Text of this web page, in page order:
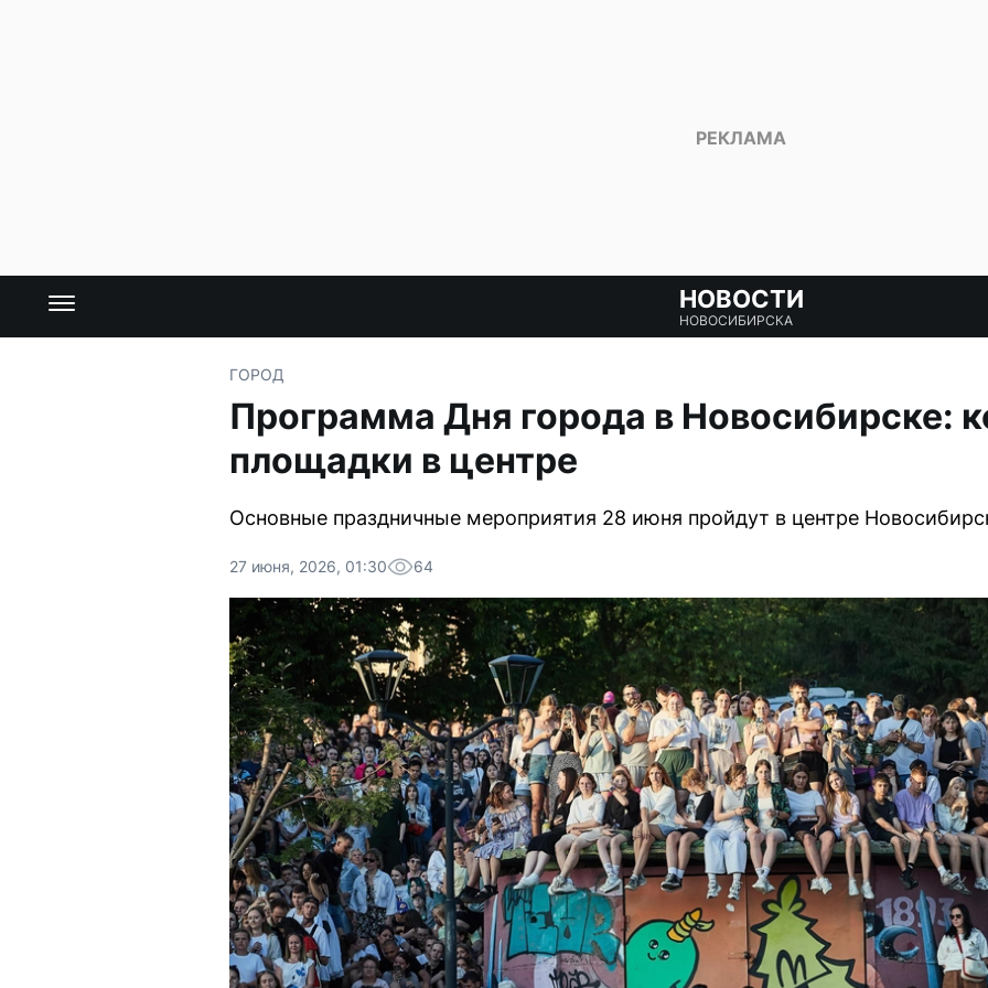
НОВОСТИ
НОВОСИБИРСКА
ГОРОД
Программа Дня города в Новосибирске:
площадки в центре
Основные праздничные мероприятия 28 июня пройдут в центре
27 июня, 2026, 01:30 64